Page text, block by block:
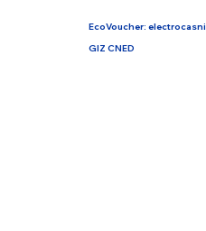
EcoVoucher:
GIZ CNED